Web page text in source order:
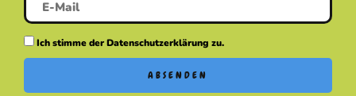
Ich stimme der Datenschutzerklärung zu.
ABSENDEN